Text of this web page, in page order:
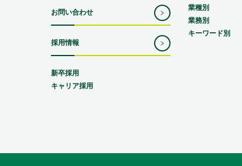
お問い合わせ
採用情報
新卒採用
キャリア採用
業種別
業務別
キーワード別